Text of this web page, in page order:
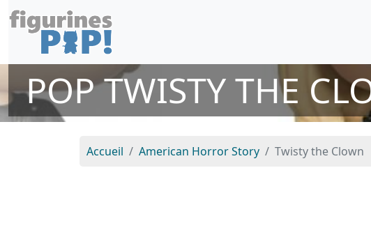
POP TWISTY THE
Accueil American Horror Story Twisty the Clown